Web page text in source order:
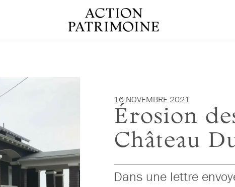
16 NOVEMBRE 2021
Érosion
Château
Dans une lettre